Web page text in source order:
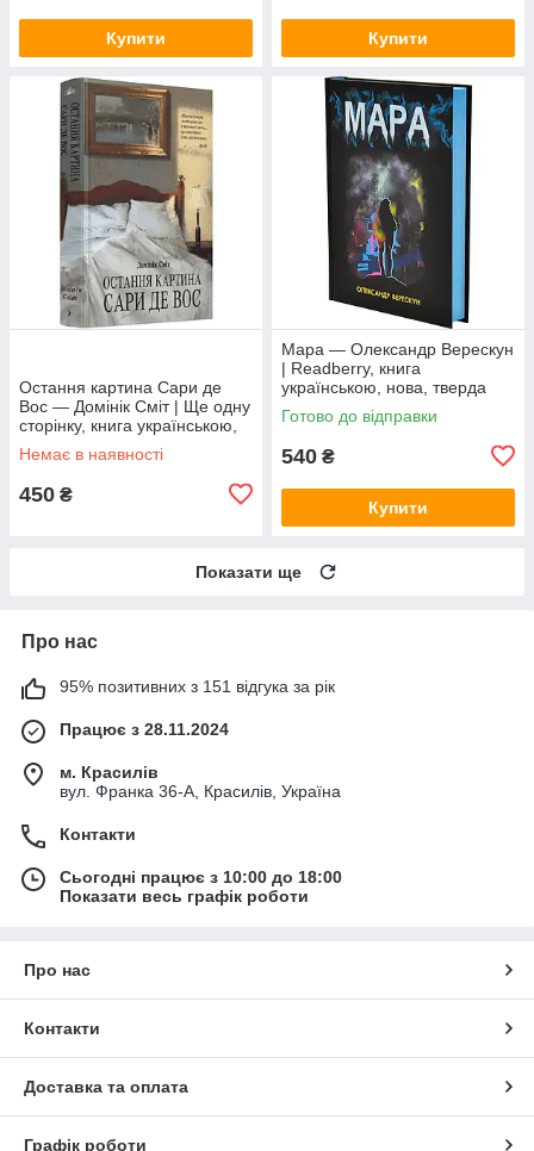
Купити Купити
Остання картина Сари де
Вос — Домінік Сміт | Ще одну
сторінку, книга українською,
нова, тверда
Немає в наявності
450 ₴
Мара — Олександр Верескун
| Readberry, книга
українською, нова, тверда
Готово до відправки
540 ₴
Купити
Показати ще
Про нас
95% позитивних з 151 відгука за рік
Працює з 28.11.2024
м. Красилів
вул. Франка 36-А, Красилів, Україна
Контакти
Сьогодні працює з 10:00 до 18:00
Показати весь графік роботи
Про нас
Контакти
Доставка та оплата
Графік роботи